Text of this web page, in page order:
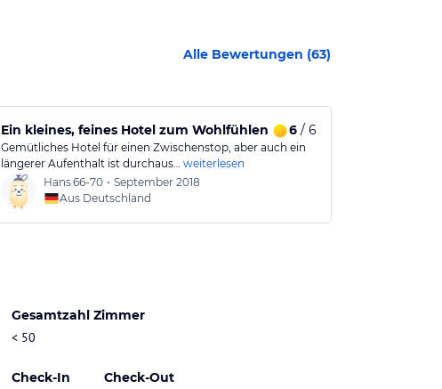
Alle Bewertungen (63)
Ein kleines, feines Hotel zum Wohlfühlen 6/ 6
Gemütliches Hotel für einen Zwischenstop, aber auch ein
längerer Aufenthalt ist durchaus… weiterlesen
Hans66-70 • September 2018
Aus Deutschland
Gesamtzahl Zimmer
< 50
Check-In
Check-Out